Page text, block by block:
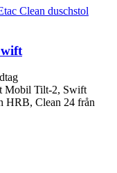
Mobil Tilt-2, Swift
HRB, Clean 24 från